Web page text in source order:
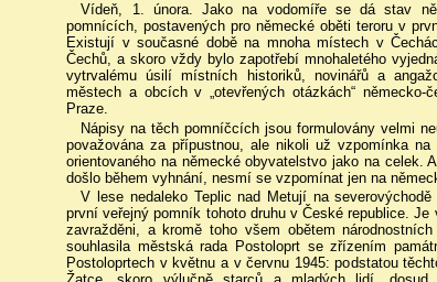
Vídeň, 1. února. Jako na vodomíře se dá stav
pomnících, postavených pro německé oběti teroru v
Existují v současné době na mnoha místech v
Čechů, a skoro vždy bylo zapotřebí mnohaletého
vytrvalému úsilí místních historiků, novinářů a
městech a obcích v „otevřených otázkách“
Praze.
Nápisy na těch pomníčcích jsou formulovány velmi
považována za přípustnou, ale nikoli už vzpomínka
orientovaného na německé obyvatelstvo jako na
došlo během vyhnání, nesmí se vzpomínat jen na
V lese nedaleko Teplic nad Metují na
první veřejný pomník tohoto druhu v České republice.
zavražděni, a kromě toho všem obětem
souhlasila městská rada Postoloprt se zřízením
Postoloprtech v květnu a v červnu 1945: podstatou